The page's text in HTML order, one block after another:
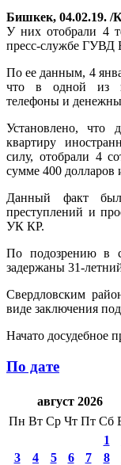
Бишкек, 04.02.19. /
У них отобрали 4
пресс-службе ГУВД
По ее данным, 4
что в одной из
телефоны и
Установлено, что
квартиру
силу, отобрали 4
сумме 400 долларов
Данный факт был
преступлений и
УК КР.
По подозрению в
задержаны 31-
Свердловским
виде заключения
Начато досудебное
По дате
август 2026
Пн Вт Ср Чт Пт Сб
1
3
4 5 6 7 8